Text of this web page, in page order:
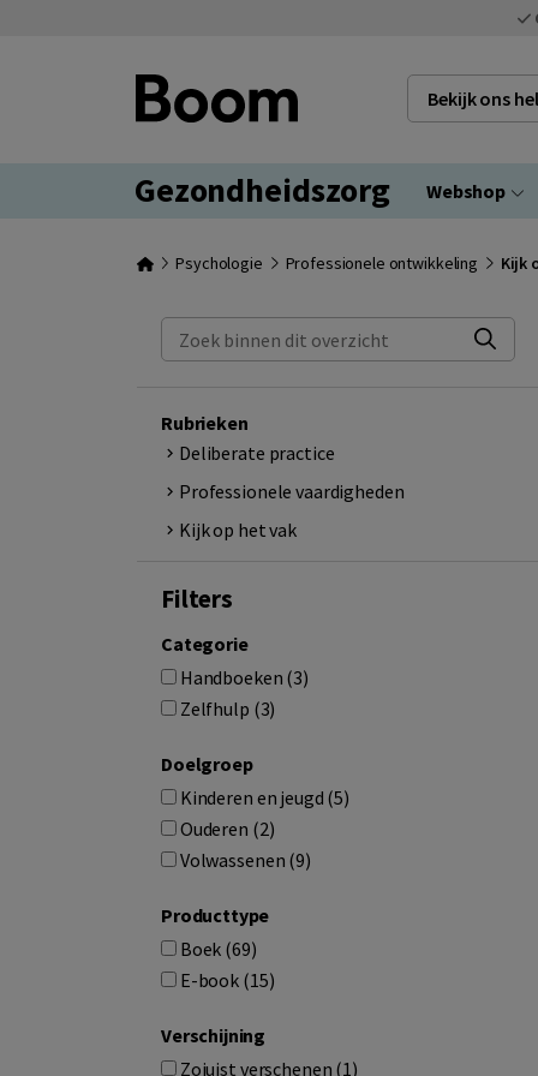
Bekijk ons
Gezondheidszorg Webshop
Psychologie Professionele ontwikkeling Kijk
Zoek binnen dit overzicht
Rubrieken
Deliberate practice
Professionele vaardigheden
Kijk op het vak
Filters
Categorie
Handboeken (3)
Zelfhulp (3)
Doelgroep
Kinderen en jeugd (5)
Ouderen (2)
Volwassenen (9)
Producttype
Boek (69)
E-book (15)
Verschijning
Zojuist verschenen (1)